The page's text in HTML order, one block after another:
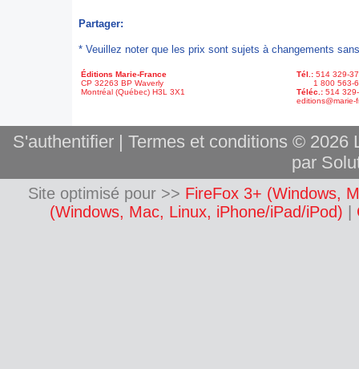
Partager:
* Veuillez noter que les prix sont sujets à changements
Éditions Marie-France
CP 32263 BP Waverly
Montréal (Québec) H3L 3X1
Tél.: 514 329-
1 800 563-
Téléc.: 514
editions@marie-
S'authentifier| Termes et conditions © 2026
par
Site optimisé pour >> FireFox 3+ (Windows,
(Windows, Mac, Linux, iPhone/iPad/iPod)